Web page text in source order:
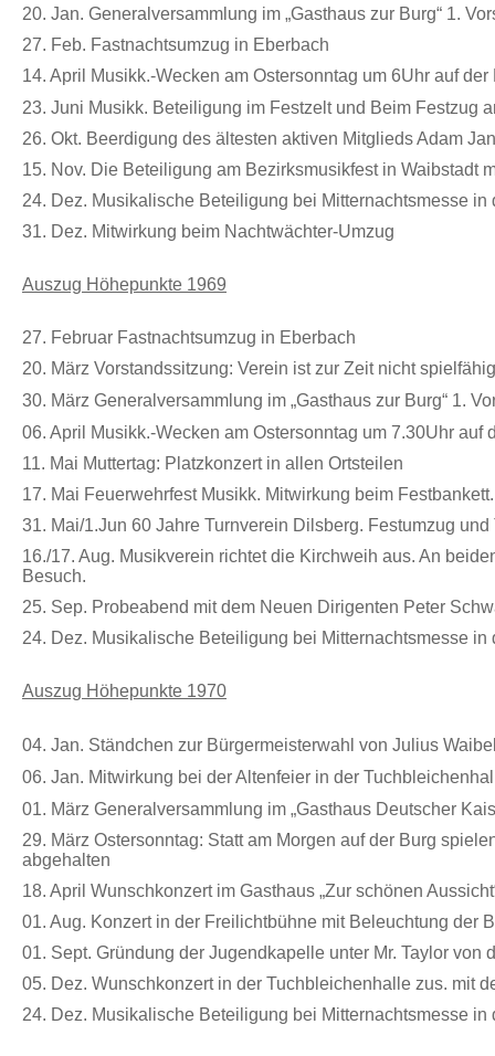
20. Jan. Generalversammlung im „Gasthaus zur Burg“ 1.
27. Feb. Fastnachtsumzug in Eberbach
14. April
Musikk.-Wecken am Ostersonntag um 6Uhr auf der
23. Juni Musikk. Beteiligung im Festzelt und Beim Festzug
26. Okt. Beerdigung des ältesten aktiven Mitglieds Adam
15. Nov. Die Beteiligung am Bezirksmusikfest in Waibstadt
24. Dez. Musikalische Beteiligung bei Mitternachtsmesse in
31. Dez. Mitwirkung beim Nachtwächter-Umzug
Auszug Höhepunkte 1969
27. Februar Fastnachtsumzug in Eberbach
20. März Vorstandssitzung: Verein ist zur Zeit nicht
30. März Generalversammlung im „Gasthaus zur Burg“ 1.
06. April
Musikk.-Wecken am Ostersonntag um 7.30Uhr auf
11. Mai Muttertag: Platzkonzert in allen Ortsteilen
17. Mai Feuerwehrfest Musikk. Mitwirkung beim
31. Mai/1.Jun 60 Jahre Turnverein Dilsberg. Festumzug und
16./17. Aug. Musikverein richtet die Kirchweih aus. An
Besuch.
25. Sep. Probeabend mit dem Neuen Dirigenten Peter
24. Dez. Musikalische Beteiligung bei Mitternachtsmesse in
Auszug Höhepunkte 1970
04. Jan. Ständchen zur Bürgermeisterwahl von Julius
06. Jan. Mitwirkung bei der Altenfeier in der
01. März Generalversammlung im „Gasthaus Deutscher
29. März Ostersonntag: Statt am Morgen auf der Burg
abgehalten
18. April Wunschkonzert im Gasthaus „Zur schönen
01. Aug. Konzert in der Freilichtbühne mit Beleuchtung der
01. Sept. Gründung der Jugendkapelle unter Mr. Taylor von
05. Dez. Wunschkonzert in der Tuchbleichenhalle zus. mit
24. Dez. Musikalische Beteiligung bei Mitternachtsmesse in